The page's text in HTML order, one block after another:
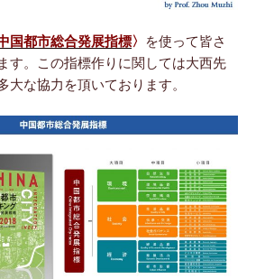
国都市総合発展指標〉
を使って皆さ
す。この指標作りに関しては大西先
大な協力を頂いております。